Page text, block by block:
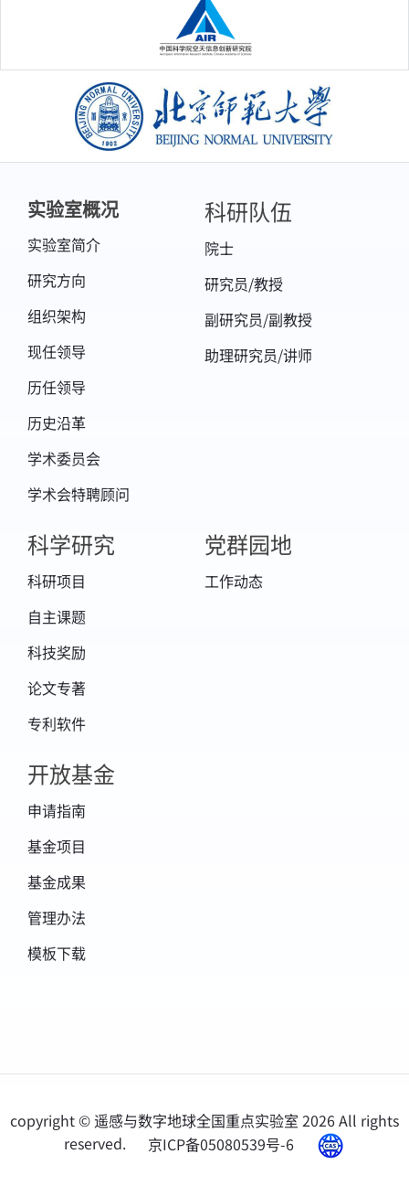
中国科学院空天信息创新研究院
北京师范大学
实验室概况
实验室简介
研究方向
组织架构
现任领导
历任领导
历史沿革
学术委员会
学术会特聘顾问
科研队伍
院士
研究员/教授
副研究员/副教授
助理研究员/讲师
科学研究
科研项目
自主课题
科技奖励
论文专著
专利软件
党群园地
工作动态
开放基金
申请指南
基金项目
基金成果
管理办法
模板下载
copyright © 遥感与数字地球全国重点实验室 2026 All rights
reserved.
京ICP备05080539号-6